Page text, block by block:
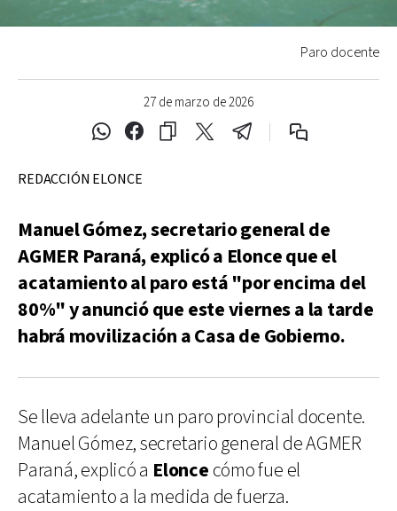
27 de marzo de 2026
Paro docente
REDACCIÓN ELONCE
Manuel Gómez, secretario general de
AGMER Paraná, explicó a Elonce que el
acatamiento al paro está "por encima del
80%" y anunció que este viernes a la tarde
habrá movilización a Casa de Gobierno.
Se lleva adelante un paro provincial docente.
Manuel Gómez, secretario general de AGMER
Paraná, explicó a Elonce cómo fue el
acatamiento a la medida de fuerza.